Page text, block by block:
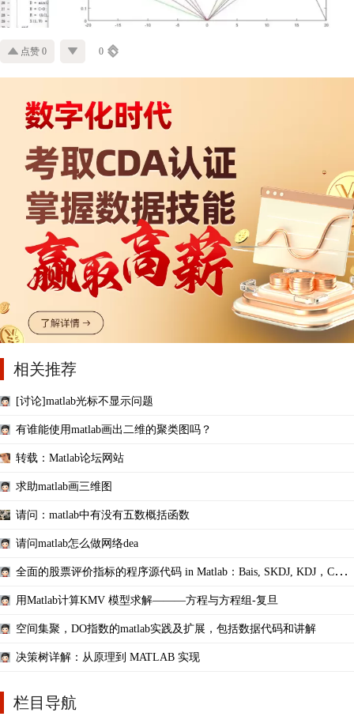
点赞 0 0
相关推荐
[讨论]matlab光标不显示问题
有谁能使用matlab画出二维的聚类图吗？
转载：Matlab论坛网站
求助matlab画三维图
请问：matlab中有没有五数概括函数
请问matlab怎么做网络dea
全面的股票评价指标的程序源代码 in Matlab：Bais, SKDJ, KDJ，CCI,
用Matlab计算KMV 模型求解———方程与方程组-复旦
空间集聚，DO指数的matlab实践及扩展，包括数据代码和讲解
决策树详解：从原理到 MATLAB 实现
栏目导航